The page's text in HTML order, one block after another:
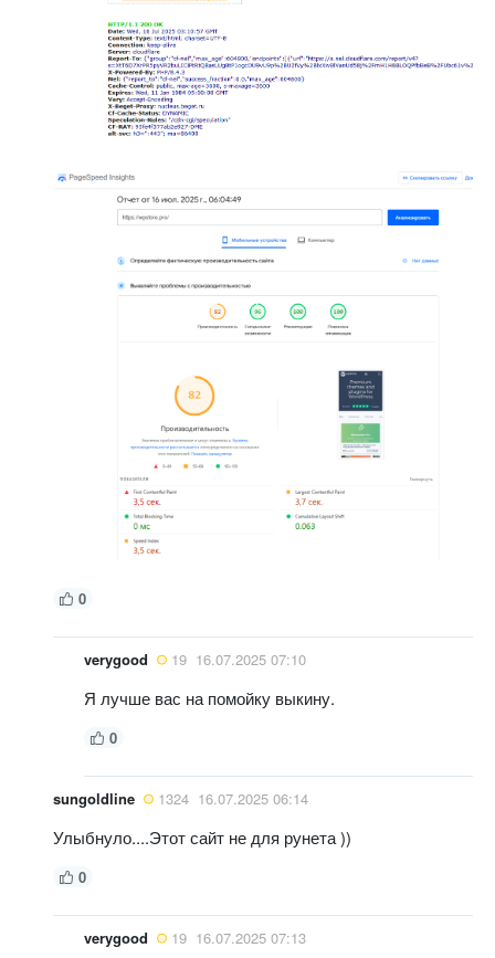
0
verygood 19 16.07.2025 07:10
Я лучше вас на помойку выкину.
0
sungoldline 1324 16.07.2025 06:14
Улыбнуло....Этот сайт не для рунета ))
0
verygood 19 16.07.2025 07:13